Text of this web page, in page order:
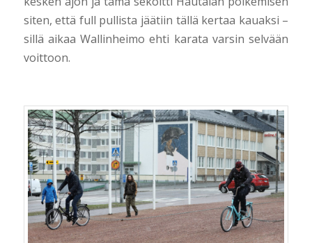
siten, että full pullista jäätiin tällä kertaa kauaksi –
sillä aikaa Wallinheimo ehti karata varsin selvään
voittoon.